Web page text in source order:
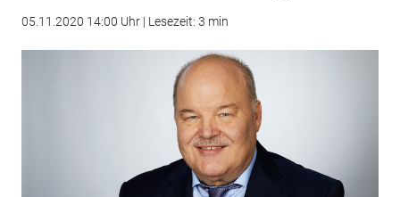
05.11.2020 14:00 Uhr | Lesezeit: 3 min